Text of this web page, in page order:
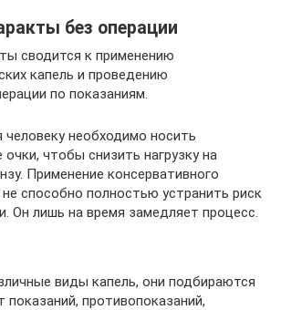
без операции
сводится к применению
капель и проведению
по показаниям.
человеку необходимо носить
чтобы снизить нагрузку на
Применение консервативного
способно полностью устранить риск
Он лишь на время замедляет процесс.
виды капель, они подбираются
показаний, противопоказаний,